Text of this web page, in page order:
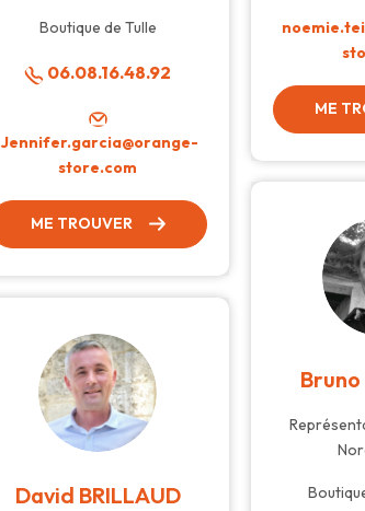
ME
Boutique de Tulle
06.08.16.48.92
Jennifer.garcia@orange-
store.com
ME TROUVER
Bruno
David BRILLAUD